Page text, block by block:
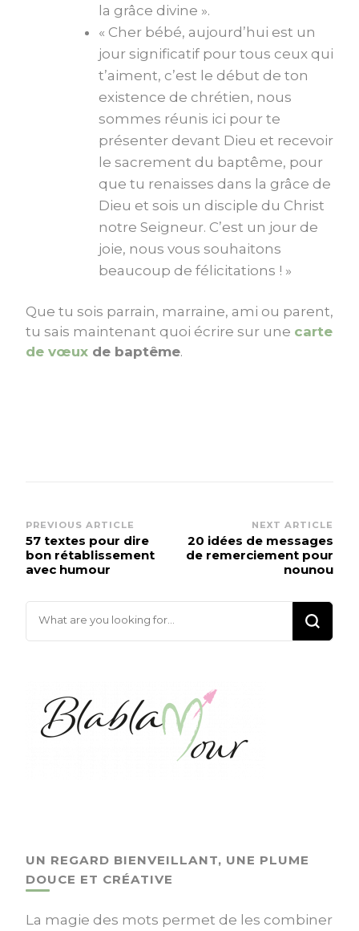
la grâce divine ».
« Cher bébé, aujourd’hui est un
jour significatif pour tous ceux qui
t’aiment, c’est le début de ton
existence de chrétien, nous
sommes réunis ici pour te
présenter devant Dieu et recevoir
le sacrement du baptême, pour
que tu renaisses dans la grâce de
Dieu et sois un disciple du Christ
notre Seigneur. C’est un jour de
joie, nous vous souhaitons
beaucoup de félicitations ! »
Que tu sois parrain, marraine, ami ou parent,
tu sais maintenant quoi écrire sur une carte
de vœux de baptême.
Post
Navigation
PREVIOUS ARTICLE
57 textes pour dire
bon rétablissement
avec humour
NEXT ARTICLE
20 idées de messages
de remerciement pour
nounou
UN REGARD BIENVEILLANT, UNE PLUME
DOUCE ET CRÉATIVE
La magie des mots permet de les combiner